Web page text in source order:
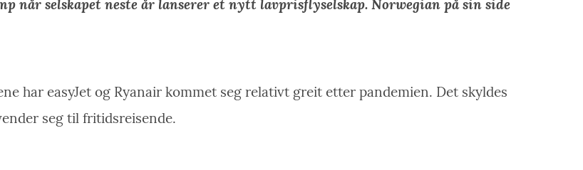
når selskapet neste år lanserer et nytt lavprisflyselskap. Norwegian på sin side
har easyJet og Ryanair kommet seg relativt greit etter pandemien. Det skyldes
seg til fritidsreisende.